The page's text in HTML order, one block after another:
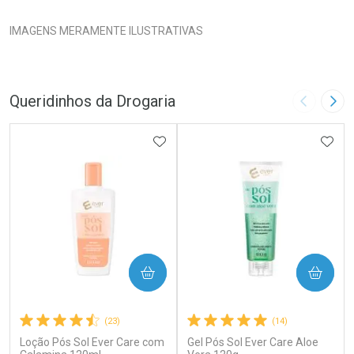
IMAGENS MERAMENTE ILUSTRATIVAS
Queridinhos da Drogaria Imagem
(23)
Loção Pós Sol Ever Care com
ADICIONAR AOS FAVORITOS
COMPRAR
(14)
Gel Pós Sol Ever Care Aloe
COMPRAR